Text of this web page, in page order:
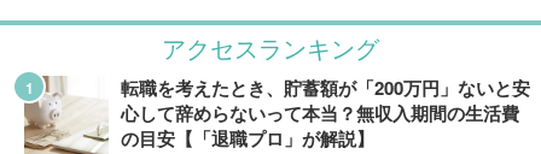
アクセスランキング
転職を考えたとき、貯蓄額が「200万円」ないと安
心して辞めらないって本当？無収入期間の生活費
の目安【「退職プロ」が解説】